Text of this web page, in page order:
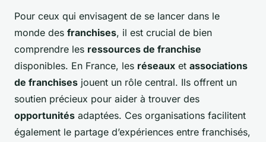
Pour ceux qui envisagent de se lancer dans le
monde des franchises, il est crucial de bien
comprendre les ressources de franchise
disponibles. En France, les réseaux et associations
de franchises jouent un rôle central. Ils offrent un
soutien précieux pour aider à trouver des
opportunités adaptées. Ces organisations facilitent
également le partage d’expériences entre franchisés,